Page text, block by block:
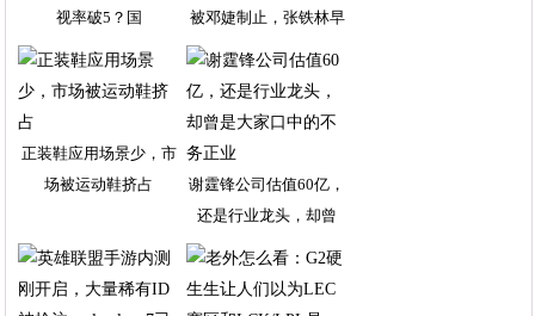
视率破5？国
被邓婕制止，张铁林早
正装鞋应用场景少，市
场被运动鞋挤占
谢霆锋公司估值60亿，
还是行业龙头，却曾